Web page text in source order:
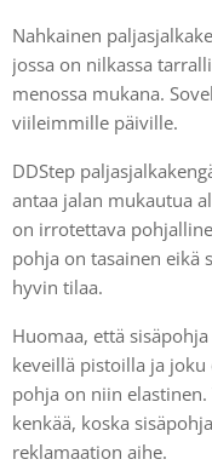
Nahkainen
jossa on nilkassa
menossa mukana.
viileimmille päiville.
DDStep
antaa jalan mukautua
on irrotettava
pohja on tasainen eikä
hyvin tilaa.
Huomaa, että
keveillä pistoilla ja joku
pohja on niin
kenkää, koska
reklamaation aihe.